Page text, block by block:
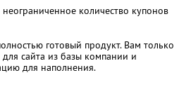
количество купонов
готовый продукт. Вам только
сайта из базы компании и
для наполнения.